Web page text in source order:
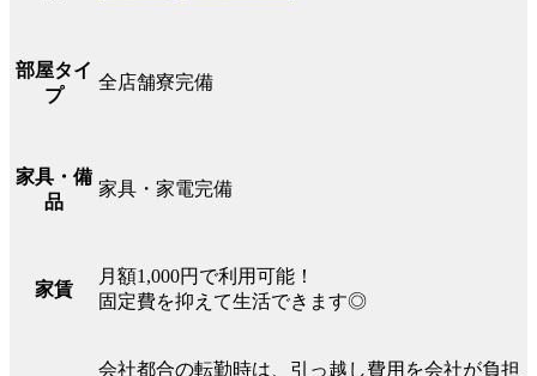
部屋タイ
プ
全店舗寮完備
家具・備
品
家具・家電完備
家賃
月額1,000円で利用可能！
固定費を抑えて生活できます◎
会社都合の転勤時は、引っ越し費用を会社が負担